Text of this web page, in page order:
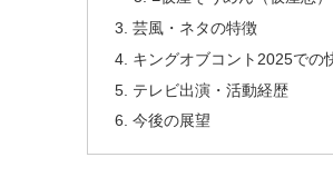
芸風・ネタの特徴
キングオブコント2025での
テレビ出演・活動経歴
今後の展望